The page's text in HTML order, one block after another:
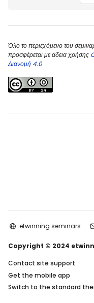
Όλο το περιεχόμενο του
προσφέρεται με αδεια χρήσης
Διανομή 4.0
etwinning seminars
Copyright © 2024
Contact site support
Get the mobile app
Switch to the standard